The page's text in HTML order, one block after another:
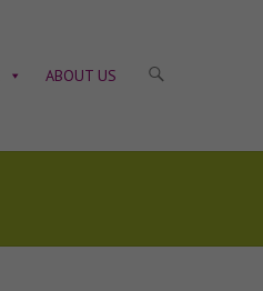
ABOUT US